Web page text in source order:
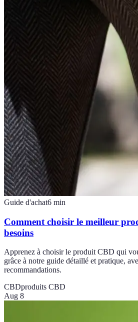
Guide d'achat6 min
Comment choisir le meilleur
besoins
Apprenez à choisir le produit CBD qui
grâce à notre guide détaillé et pratique,
recommandations.
CBDproduits CBD
Aug 8